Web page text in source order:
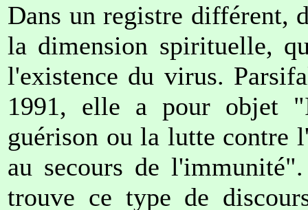
Dans un registre différent,
la dimension spirituelle,
l'existence du virus.
1991, elle a pour objet
guérison ou la lutte contre
au secours de
trouve ce type de